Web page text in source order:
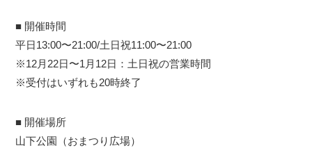
■ 開催時間
平日13:00〜21:00/土日祝11:00〜21:00
※12月22日〜1月12日：土日祝の営業時間
※受付はいずれも20時終了
■ 開催場所
山下公園（おまつり広場）